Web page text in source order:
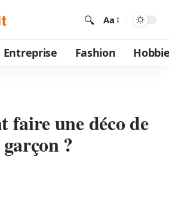
Aa
Entreprise Fashion
faire une déco de
?